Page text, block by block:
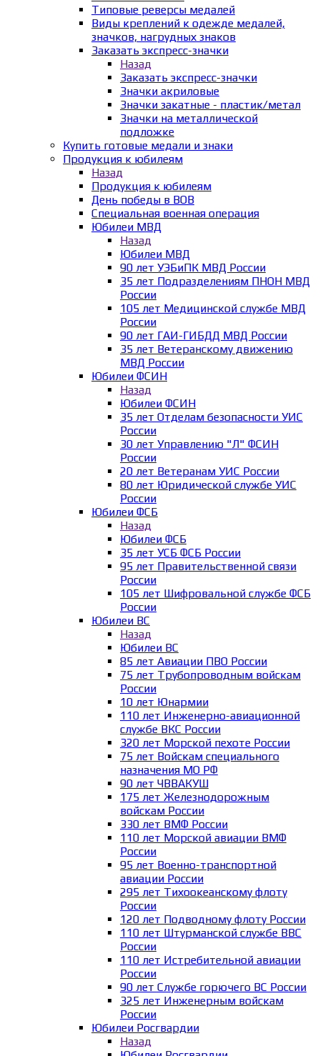
Типовые реверсы медалей
Виды креплений к одежде медалей,
значков, нагрудных знаков
Заказать экспресс-значки
Назад
Заказать экспресс-значки
Значки акриловые
Значки закатные - пластик/метал
Значки на металлической
подложке
Купить готовые медали и знаки
Продукция к юбилеям
Назад
Продукция к юбилеям
День победы в ВОВ
Специальная военная операция
Юбилеи МВД
Назад
Юбилеи МВД
90 лет УЭБиПК МВД России
35 лет Подразделениям ПНОН МВД
России
105 лет Медицинской службе МВД
России
90 лет ГАИ-ГИБДД МВД России
35 лет Ветеранскому движению
МВД России
Юбилеи ФСИН
Назад
Юбилеи ФСИН
35 лет Отделам безопасности УИС
России
30 лет Управлению "Л" ФСИН
России
20 лет Ветеранам УИС России
80 лет Юридической службе УИС
России
Юбилеи ФСБ
Назад
Юбилеи ФСБ
35 лет УСБ ФСБ России
95 лет Правительственной связи
России
105 лет Шифровальной службе ФСБ
России
Юбилеи ВС
Назад
Юбилеи ВС
85 лет Авиации ПВО России
75 лет Трубопроводным войскам
России
10 лет Юнармии
110 лет Инженерно-авиационной
службе ВКС России
320 лет Морской пехоте России
75 лет Войскам специального
назначения МО РФ
90 лет ЧВВАКУШ
175 лет Железнодорожным
войскам России
330 лет ВМФ России
110 лет Морской авиации ВМФ
России
95 лет Военно-транспортной
авиации России
295 лет Тихоокеанскому флоту
России
120 лет Подводному флоту России
110 лет Штурманской службе ВВС
России
110 лет Истребительной авиации
России
90 лет Службе горючего ВС России
325 лет Инженерным войскам
России
Юбилеи Росгвардии
Назад